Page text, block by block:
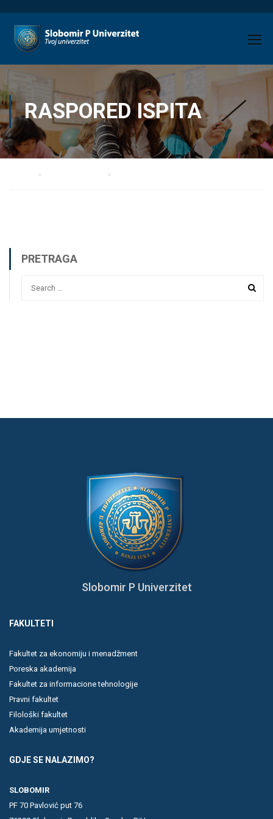
RASPORED ISPITA
PRETRAGA
Slobomir P Univerzitet
FAKULTETI
Fakultet za ekonomiju i menadžment
Poreska akademija
Fakultet za informacione tehnologije
Pravni fakultet
Filološki fakultet
Akademija umjetnosti
GDJE SE NALAZIMO?
SLOBOMIR
PF 70 Pavlović put 76